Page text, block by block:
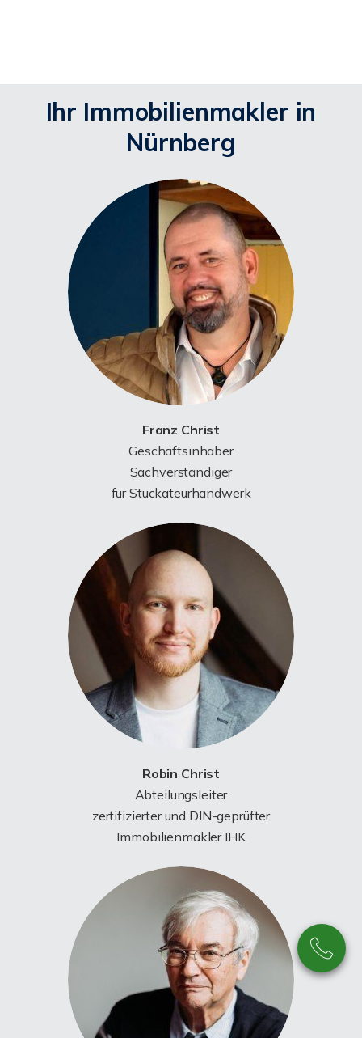
Ihr Immobilienmakler in
Nürnberg
Franz Christ
Geschäftsinhaber
Sachverständiger
für Stuckateurhandwerk
Robin Christ
Abteilungsleiter
zertifizierter und DIN-geprüfter
Immobilienmakler IHK